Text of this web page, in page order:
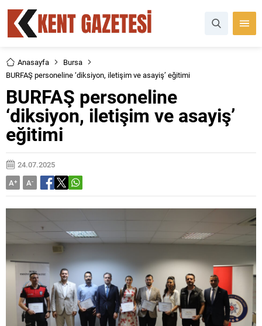
Anasayfa
Bursa
BURFAŞ personeline ‘diksiyon, iletişim ve asayiş’ eğitimi
BURFAŞ personeline
‘diksiyon, iletişim ve asayiş’
eğitimi
24.07.2025
A+ A-